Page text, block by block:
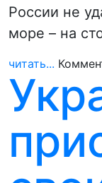
России не
море – на
читать...